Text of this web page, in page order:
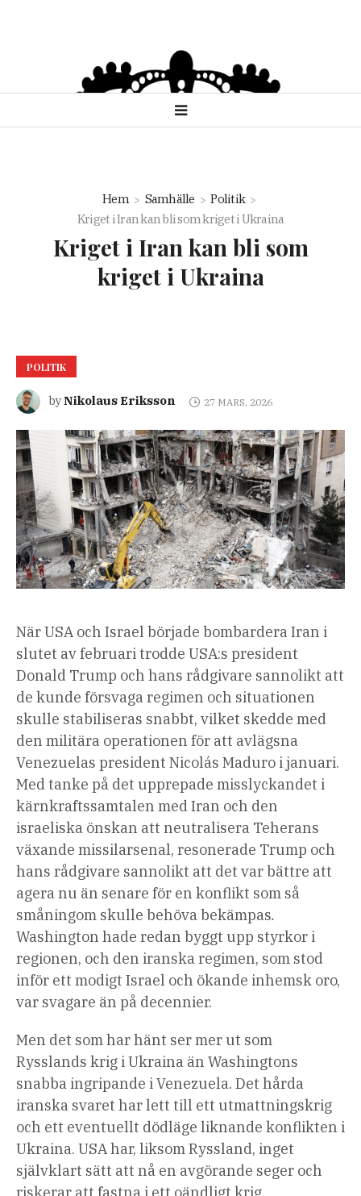
Hem Samhälle
Politik
Kriget i Iran kan bli som kriget i Ukraina
Kriget i Iran kan bli som
kriget i Ukraina
POLITIK
byNikolaus Eriksson 27 MARS, 2026
När USA och Israel började bombardera Iran i
slutet av februari trodde USA:s president
Donald Trump och hans rådgivare sannolikt att
de kunde försvaga regimen och situationen
skulle stabiliseras snabbt, vilket skedde med
den militära operationen för att avlägsna
Venezuelas president Nicolás Maduro i januari.
Med tanke på det upprepade misslyckandet i
kärnkraftssamtalen med Iran och den
israeliska önskan att neutralisera Teherans
växande missilarsenal, resonerade Trump och
hans rådgivare sannolikt att det var bättre att
agera nu än senare för en konflikt som så
småningom skulle behöva bekämpas.
Washington hade redan byggt upp styrkor i
regionen, och den iranska regimen, som stod
inför ett modigt Israel och ökande inhemsk oro,
var svagare än på decennier.
Men det som har hänt ser mer ut som
Rysslands krig i Ukraina än Washingtons
snabba ingripande i Venezuela. Det hårda
iranska svaret har lett till ett utmattningskrig
och ett eventuellt dödläge liknande konflikten i
Ukraina. USA har, liksom Ryssland, inget
självklart sätt att nå en avgörande seger och